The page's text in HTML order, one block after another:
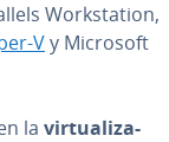
Wo­r­k­s­ta­tion,
Vy Microsoft
la vi­r­tua­li­za­